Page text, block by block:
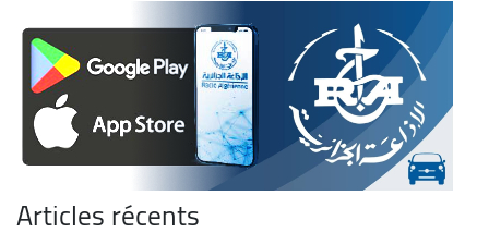
Articles récents